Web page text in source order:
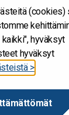
(cookies)
hyväksyt
hyväksyt
>